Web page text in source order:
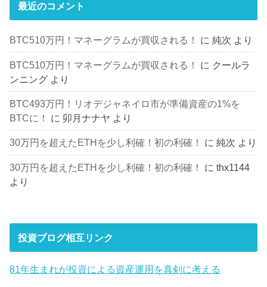
最近のコメント
BTC510万円！マネーグラムが買収される！ に純次 より
BTC510万円！マネーグラムが買収される！ に クールラ
ンニング より
BTC493万円！リオデジャネイロ市が準備資産の1%を
BTCに！
に 卯月ナナヤ より
30万円を超えたETHを少し利確！初の利確！ に純次 より
30万円を超えたETHを少し利確！初の利確！ にthx1144
より
投資ブログ相互リンク
81年生まれが投資による資産運用を真剣に考える